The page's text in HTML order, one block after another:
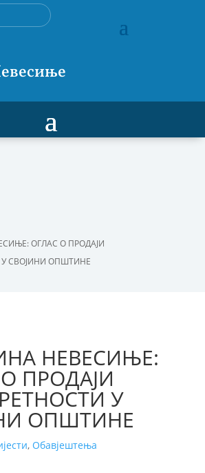
ОГЛАС О ПРОДАЈИ
СВОЈИНИ ОПШТИНЕ
НЕВЕСИЊЕ:
ПРОДАЈИ
У
ОПШТИНЕ
, Обавјештења